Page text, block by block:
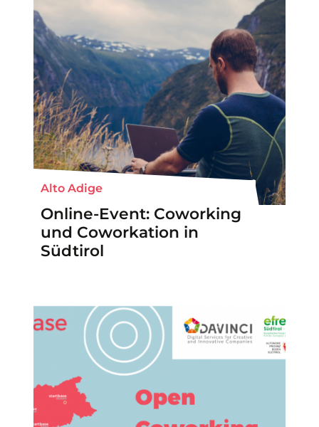
Alto Adige
Online-Event: Coworking
und Coworkation in
Südtirol